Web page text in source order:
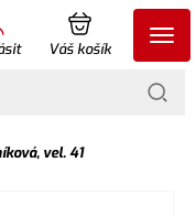
Váš košík
vel. 41